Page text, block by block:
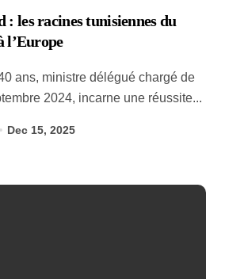
les racines tunisiennes du
l’Europe
2024, incarne une réussite...
Dec 15, 2025